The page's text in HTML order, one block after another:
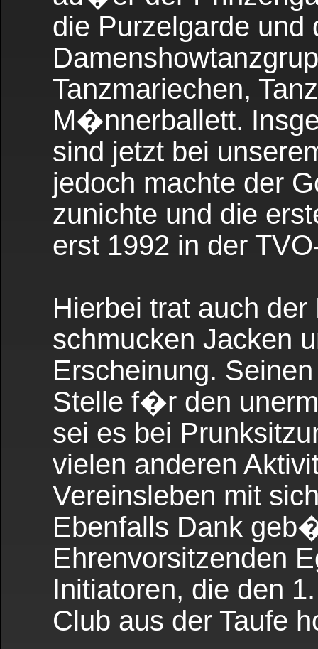
die Purzelgarde und
Tanzmariechen,
M�nnerballett.
sind jetzt bei
jedoch machte der
zunichte und die
erst 1992 in der
Hierbei trat auch
schmucken Jacken
Erscheinung.
Stelle f�r den
sei es bei
vielen anderen
Vereinsleben mit
Ebenfalls Dank
Ehrenvorsitzenden
Initiatoren, die den
Club aus der Taufe